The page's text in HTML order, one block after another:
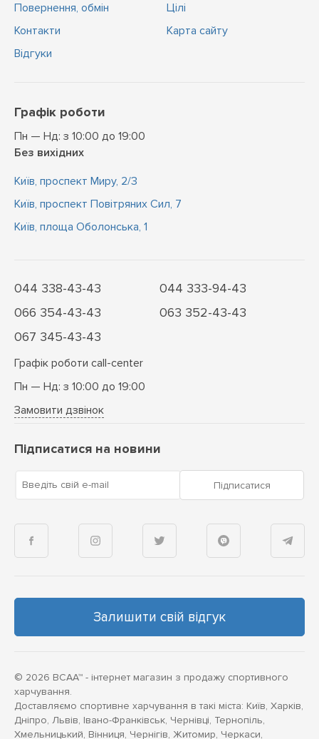
Повернення, обмін
Контакти
Відгуки
Цiлi
Карта сайту
Графік роботи
Пн — Нд: з 10:00 до 19:00
Без вихідних
Київ, проспект Миру, 2/3
Київ, проспект Повітряних Сил, 7
Київ, площа Оболонська, 1
044 338-43-43
044 333-94-43
066 354-43-43
063 352-43-43
067 345-43-43
Графік роботи call-center
Пн — Нд: з 10:00 до 19:00
Замовити дзвінок
Підписатися на новини
Введіть свій e-mail Підписатися
Залишити свій відгук
© 2026 BCAA™ - інтернет магазин з продажу спортивного
харчування.
Доставляємо спортивне харчування в такі міста: Київ, Харків,
Дніпро, Львів, Івано-Франківськ, Чернівці, Тернопіль,
Хмельницький, Вінниця, Чернігів, Житомир, Черкаси,